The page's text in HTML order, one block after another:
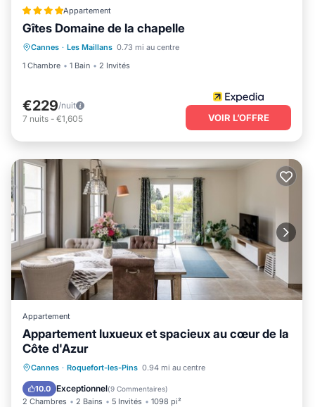
Appartement
Gîtes Domaine de la chapelle
Cannes · Les Maillans 0.73 mi au centre
1 Chambre
1 Bain 2 Invités
€229/nuit
7 nuits - €1,605 VOIR L’OFFRE
Appartement
Appartement luxueux et spacieux au cœur de la
Côte d'Azur
Cannes · Roquefort-les-Pins 0.94 mi au centre
10.0 Exceptionnel(9 Commentaires)
2 Chambres 2 Bains 5 Invités 1098 pi²
Piscine privée
Cheminée/Chauffage
Piscine
Vue sur l’océan